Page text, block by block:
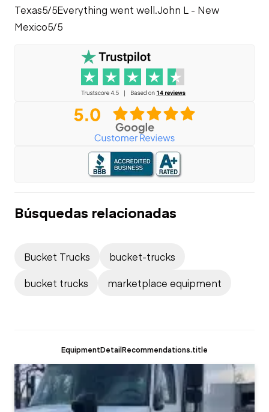
Texas5/5Everything went well.John L - New
Mexico5/5
Búsquedas relacionadas
Bucket Trucks
bucket-trucks
bucket trucks
marketplace equipment
EquipmentDetailRecommendations.title